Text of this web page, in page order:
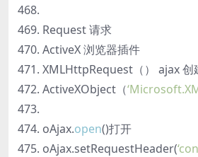
Request 请求
ActiveX 浏览器插件
XMLHttpRequest（） ajax 创
ActiveXObject（
oAjax.open()打开
oAjax.setRequestHeader(